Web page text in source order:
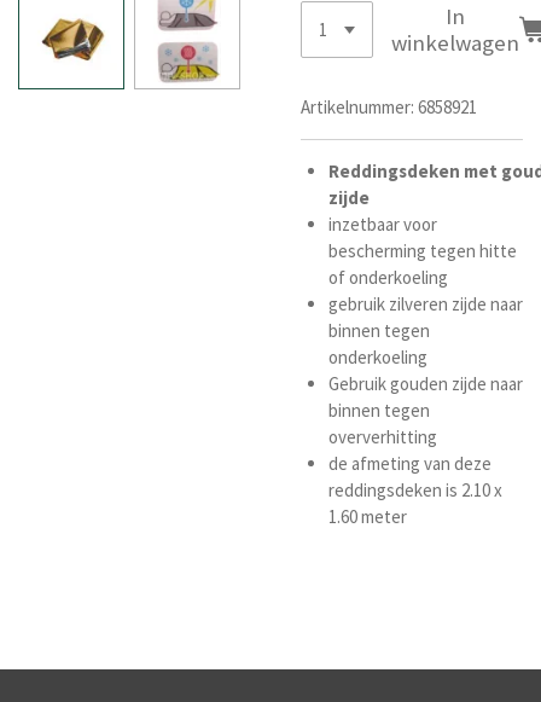
In
winkelwagen
Artikelnummer: 6858921
Reddingsdeken met
zijde
inzetbaar voor
bescherming tegen hitte
of onderkoeling
gebruik zilveren zijde naar
binnen tegen
onderkoeling
Gebruik gouden zijde naar
binnen tegen
oververhitting
de afmeting van deze
reddingsdeken is 2.10 x
1.60 meter